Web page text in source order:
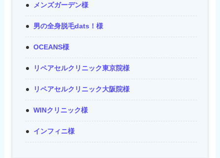
メンズガーデン様
男の全身脱毛dats！様
OCEANS様
リペアセルクリニック東京院様
リペアセルクリニック大阪院様
WINクリニック様
インフィニ様